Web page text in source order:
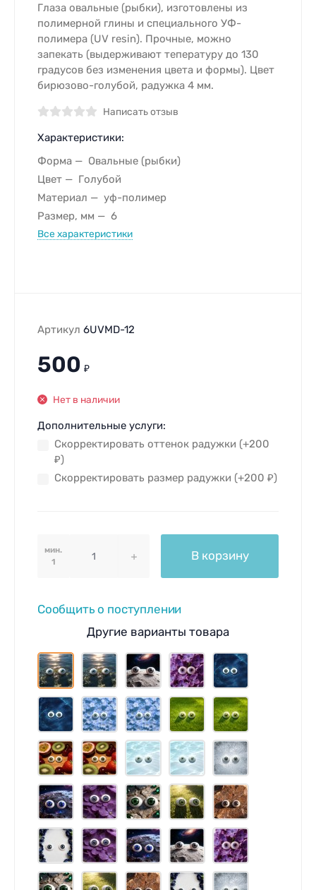
Глаза овальные (рыбки), изготовлены из
полимерной глины и специального УФ-
полимера (UV resin). Прочные, можно
запекать (выдерживают тепературу до 130
градусов без изменения цвета и формы). Цвет
бирюзово-голубой, радужка 4 мм.
Написать отзыв
Характеристики:
Форма
Овальные (рыбки)
Цвет
Голубой
Материал
уф-полимер
Размер, мм
6
Все характеристики
Артикул 6UVMD-12
500 ₽
Нет в наличии
Дополнительные услуги:
Скорректировать оттенок радужки (+200
₽)
Скорректировать размер радужки (+200 ₽)
мин.
1
В корзину
Сообщить о поступлении
Другие варианты товара